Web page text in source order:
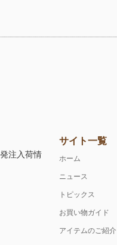
注入荷情
サイト一覧
ホーム
ニュース
トピックス
お買い物ガイド
アイテムのご紹介